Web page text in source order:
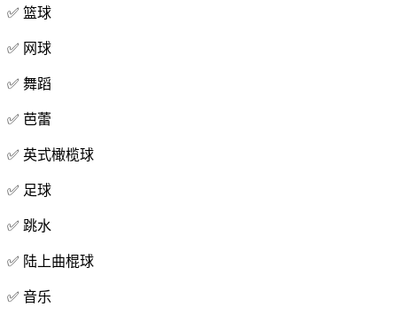
✅ 篮球
✅ 网球
✅ 舞蹈
✅ 芭蕾
✅ 英式橄榄球
✅ 足球
✅ 跳水
✅ 陆上曲棍球
✅ 音乐